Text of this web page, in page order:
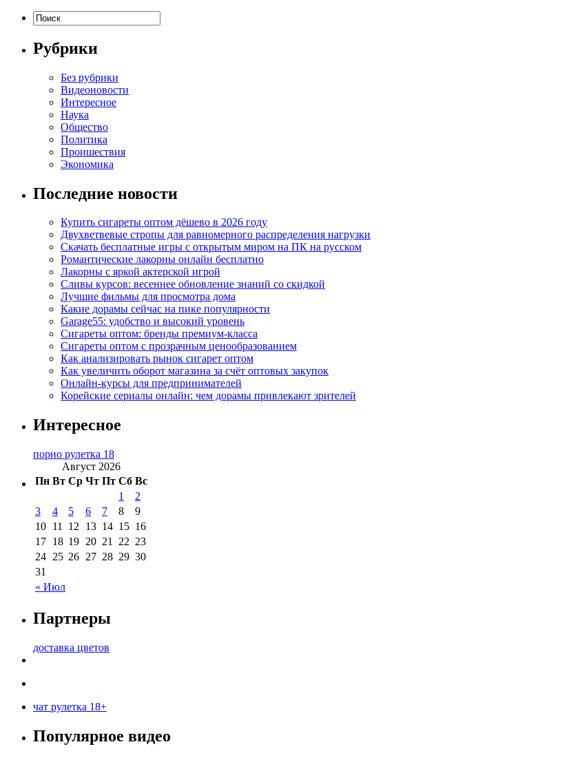
Рубрики
Без рубрики
Видеоновости
Интересное
Наука
Общество
Политика
Проишествия
Экономика
Последние новости
Купить сигареты оптом дёшево в 2026 году
Двухветвевые стропы для равномерного распределения нагрузки
Скачать бесплатные игры с открытым миром на ПК на русском
Романтические лакорны онлайн бесплатно
Лакорны с яркой актерской игрой
Сливы курсов: весеннее обновление знаний со скидкой
Лучшие фильмы для просмотра дома
Какие дорамы сейчас на пике популярности
Garage55: удобство и высокий уровень
Сигареты оптом: бренды премиум-класса
Сигареты оптом с прозрачным ценообразованием
Как анализировать рынок сигарет оптом
Как увеличить оборот магазина за счёт оптовых закупок
Онлайн-курсы для предпринимателей
Корейские сериалы онлайн: чем дорамы привлекают зрителей
Интересное
порно рулетка 18
Август 2026
Пн Вт Ср Чт Пт Сб Вс
« Июл
1
2
3
4 5 6 7 8
9
10 11 12 13 14 15 16
17 18 19 20 21 22 23
24 25 26 27 28 29 30
31
Партнеры
доставка цветов
чат рулетка 18+
Популярное видео